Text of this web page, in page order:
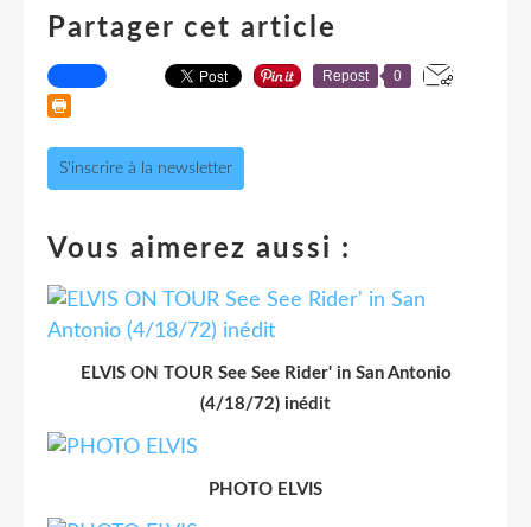
Partager cet article
Repost 0
S'inscrire à la newsletter
Vous aimerez aussi :
ELVIS ON TOUR See See Rider' in San Antonio
(4/18/72) inédit
PHOTO ELVIS